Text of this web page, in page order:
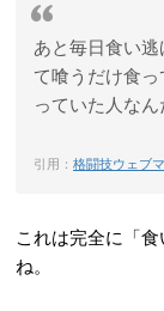
あと毎日食い
て喰うだけ食
っていた人なん
引用： 格闘技ウェブ
これは完全に「
ね。